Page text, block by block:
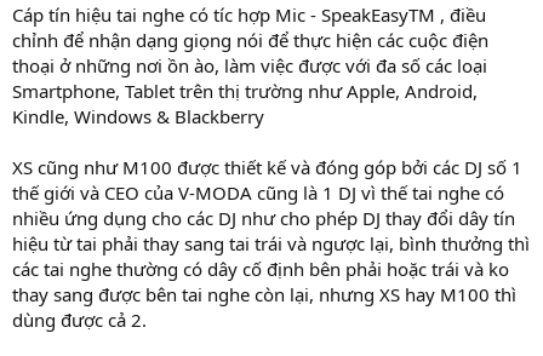
Cáp tín hiệu tai nghe có tíc hợp Mic - SpeakEasyTM , điều
chỉnh để nhận dạng giọng nói để thực hiện các cuộc điện
thoại ở những nơi ồn ào, làm việc được với đa số các loại
Smartphone, Tablet trên thị trường như Apple, Android,
Kindle, Windows & Blackberry
XS cũng như M100 được thiết kế và đóng góp bởi các DJ số 1
thế giới và CEO của V-MODA cũng là 1 DJ vì thế tai nghe có
nhiều ứng dụng cho các DJ như cho phép DJ thay đổi dây tín
hiệu từ tai phải thay sang tai trái và ngược lại, bình thưởng thì
các tai nghe thường có dây cố định bên phải hoặc trái và ko
thay sang được bên tai nghe còn lại, nhưng XS hay M100 thì
dùng được cả 2.